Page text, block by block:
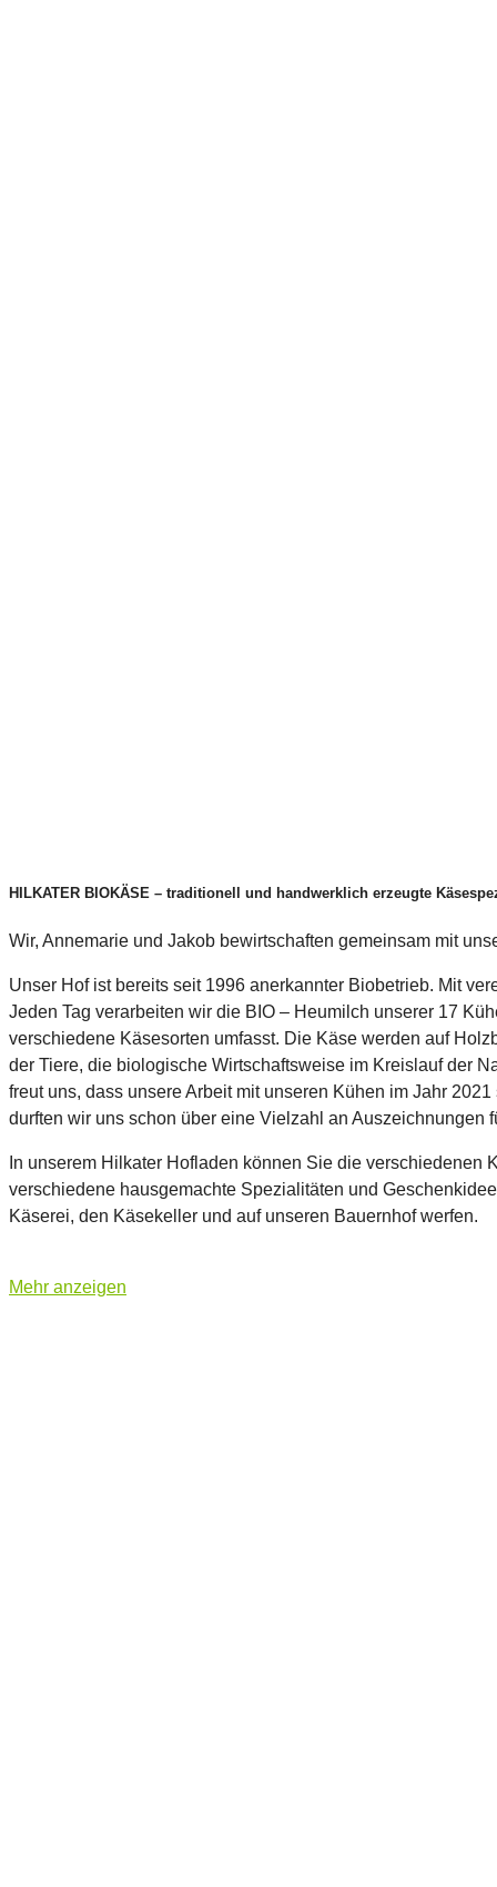
HILKATER BIOKÄSE – traditionell und handwerklich erzeugte
Wir, Annemarie und Jakob bewirtschaften gemeinsam mit
Unser Hof ist bereits seit 1996 anerkannter Biobetrieb. Mit
Jeden Tag verarbeiten wir die BIO – Heumilch unserer 17
verschiedene Käsesorten umfasst. Die Käse werden auf
der Tiere, die biologische Wirtschaftsweise im Kreislauf der
freut uns, dass unsere Arbeit mit unseren Kühen im Jahr
durften wir uns schon über eine Vielzahl an Auszeichnungen
In unserem Hilkater Hofladen können Sie die
verschiedene hausgemachte Spezialitäten und
Käserei, den Käsekeller und auf unseren Bauernhof werfen.
Mehr anzeigen